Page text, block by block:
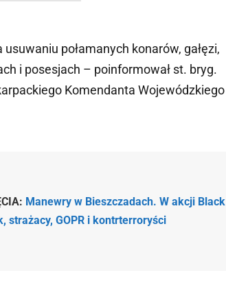
połamanych konarów, gałęzi,
i posesjach – poinformował st. bryg.
Komendanta Wojewódzkiego
Manewry w Bieszczadach. W akcji Black
strażacy, GOPR i kontrterroryści